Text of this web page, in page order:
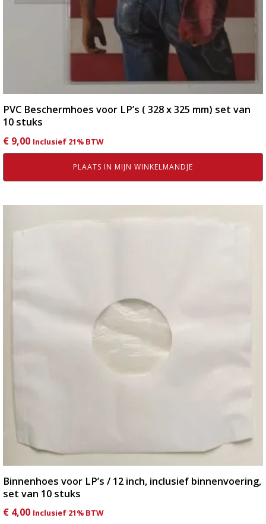
PVC Beschermhoes voor LP’s ( 328 x 325 mm) set van
10 stuks
€ 9,00 Inclusief 21% BTW
PLAATS IN MIJN WINKELMANDJE
Binnenhoes voor LP’s / 12 inch, inclusief binnenvoering,
set van 10 stuks
€ 4,00 Inclusief 21% BTW